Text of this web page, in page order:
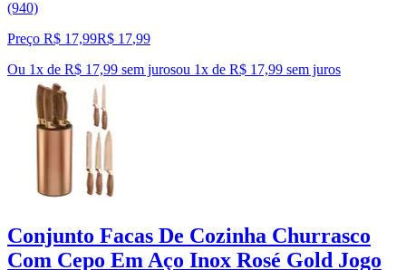
(940)
Preço R$ 17,99R$ 17,99
Ou 1x de R$ 17,99 sem jurosou 1x de R$ 17,99 sem juros
Conjunto Facas De Cozinha Churrasco
Com Cepo Em Aço Inox Rosé Gold Jogo